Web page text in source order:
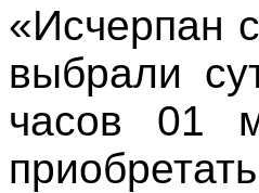
«Исчерпан
выбрали
часов 01